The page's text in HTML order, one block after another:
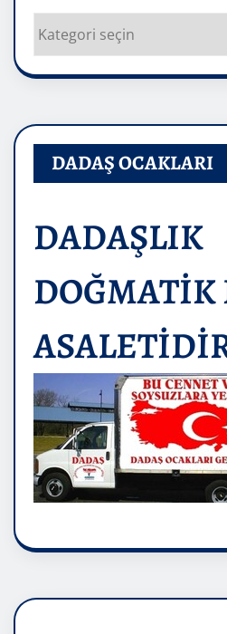
Kategoriler
DADAŞ OCAKLARI
DADAŞLIK
DOĞMATİK